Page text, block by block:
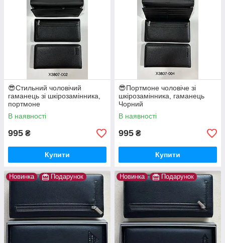
😎Стильний чоловічий
гаманець зі шкірозамінника,
портмоне
В наявності
995 ₴
Купити
😎Портмоне чоловіче зі
шкірозамінника, гаманець
Чорний
В наявності
995 ₴
Купити
Новинка Подарунок Новинка Подарунок